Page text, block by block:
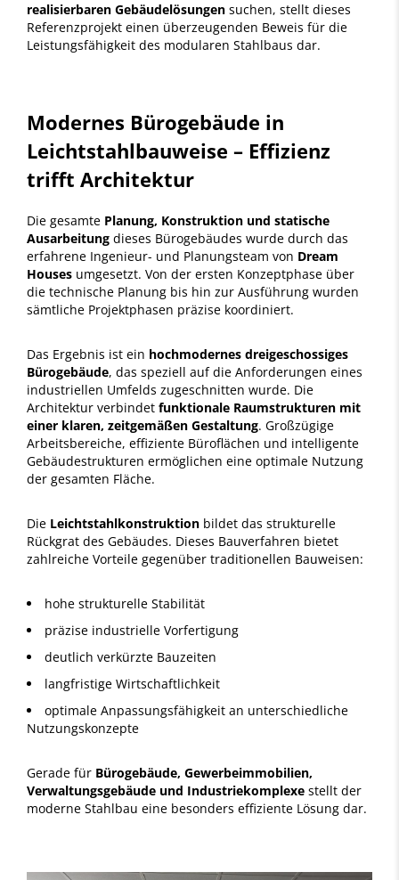
realisierbaren Gebäudelösungen suchen, stellt dieses
Referenzprojekt einen überzeugenden Beweis für die
Leistungsfähigkeit des modularen Stahlbaus dar.
Modernes Bürogebäude in
Leichtstahlbauweise – Effizienz
trifft Architektur
Die gesamte Planung, Konstruktion und statische
Ausarbeitung dieses Bürogebäudes wurde durch das
erfahrene Ingenieur- und Planungsteam von Dream
Houses umgesetzt. Von der ersten Konzeptphase über
die technische Planung bis hin zur Ausführung wurden
sämtliche Projektphasen präzise koordiniert.
Das Ergebnis ist ein hochmodernes dreigeschossiges
Bürogebäude, das speziell auf die Anforderungen eines
industriellen Umfelds zugeschnitten wurde. Die
Architektur verbindet funktionale Raumstrukturen mit
einer klaren, zeitgemäßen Gestaltung. Großzügige
Arbeitsbereiche, effiziente Büroflächen und intelligente
Gebäudestrukturen ermöglichen eine optimale Nutzung
der gesamten Fläche.
Die Leichtstahlkonstruktion bildet das strukturelle
Rückgrat des Gebäudes. Dieses Bauverfahren bietet
zahlreiche Vorteile gegenüber traditionellen Bauweisen:
hohe strukturelle Stabilität
präzise industrielle Vorfertigung
deutlich verkürzte Bauzeiten
langfristige Wirtschaftlichkeit
optimale Anpassungsfähigkeit an unterschiedliche
Nutzungskonzepte
Gerade für Bürogebäude, Gewerbeimmobilien,
Verwaltungsgebäude und Industriekomplexe stellt der
moderne Stahlbau eine besonders effiziente Lösung dar.